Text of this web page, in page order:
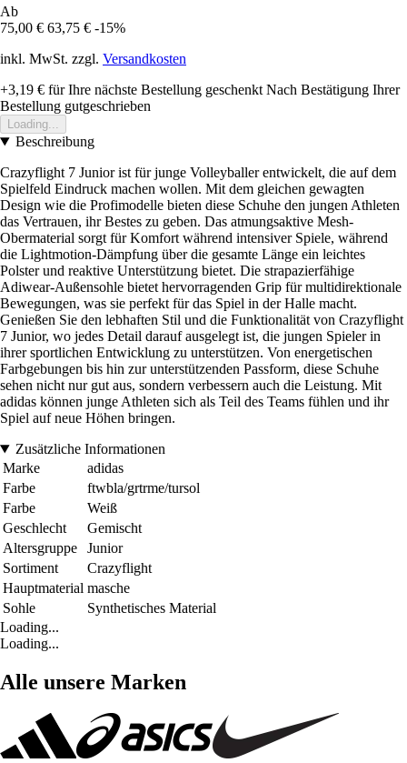
Ab
75,00 € 63,75 € -15%
inkl. MwSt. zzgl. Versandkosten
+3,19 € für Ihre nächste Bestellung geschenkt Nach Bestätigung Ihrer
Bestellung gutgeschrieben
Loading...
Beschreibung
Crazyflight 7 Junior ist für junge Volleyballer entwickelt, die auf dem
Spielfeld Eindruck machen wollen. Mit dem gleichen gewagten
Design wie die Profimodelle bieten diese Schuhe den jungen Athleten
das Vertrauen, ihr Bestes zu geben. Das atmungsaktive Mesh-
Obermaterial sorgt für Komfort während intensiver Spiele, während
die Lightmotion-Dämpfung über die gesamte Länge ein leichtes
Polster und reaktive Unterstützung bietet. Die strapazierfähige
Adiwear-Außensohle bietet hervorragenden Grip für multidirektionale
Bewegungen, was sie perfekt für das Spiel in der Halle macht.
Genießen Sie den lebhaften Stil und die Funktionalität von Crazyflight
7 Junior, wo jedes Detail darauf ausgelegt ist, die jungen Spieler in
ihrer sportlichen Entwicklung zu unterstützen. Von energetischen
Farbgebungen bis hin zur unterstützenden Passform, diese Schuhe
sehen nicht nur gut aus, sondern verbessern auch die Leistung. Mit
adidas können junge Athleten sich als Teil des Teams fühlen und ihr
Spiel auf neue Höhen bringen.
Zusätzliche Informationen
Marke
adidas
Farbe
ftwbla/grtrme/tursol
Farbe
Weiß
Geschlecht
Gemischt
Altersgruppe
Junior
Sortiment
Crazyflight
Hauptmaterial masche
Sohle
Synthetisches Material
Loading...
Loading...
Alle unsere Marken